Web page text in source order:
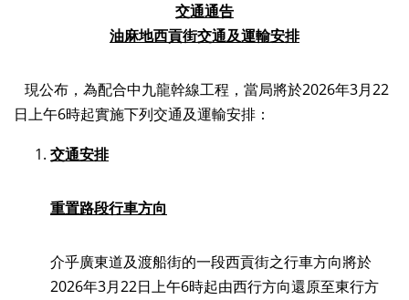
交通通告
油麻地西貢街交通及運輸安排
現公布，為配合中九龍幹線工程，當局將於2026年3月22
日上午6時起實施下列交通及運輸安排：
交通安排
重置路段行車方向
介乎廣東道及渡船街的一段西貢街之行車方向將於
2026年3月22日上午6時起由西行方向還原至東行方